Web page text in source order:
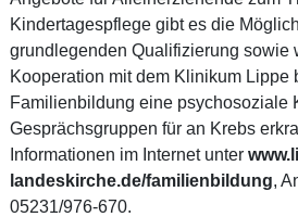
Kindertagespflege gibt es die
grundlegenden Qualifizierung sowie
Kooperation mit dem Klinikum Lippe
Familienbildung eine psychosoziale
Gesprächsgruppen für an Krebs
Informationen im Internet unter
landeskirche.de/familienbildung,
05231/976-670.